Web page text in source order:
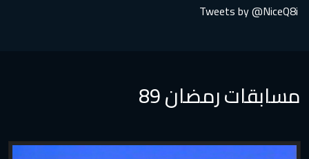
Tweets by @NiceQ8i
مسابقات رمضان 89